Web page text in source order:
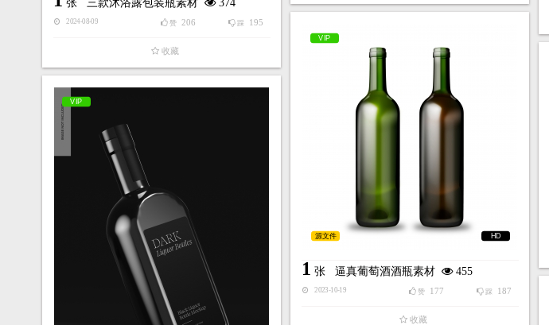
张 三款沐浴露包装瓶素材 374
2024-08-09 踩 195
赞 206
收藏
VIP
HD
源文件
1 张 逼真葡萄酒酒瓶素材 455
2023-10-19 踩 187
赞 177
收藏
VIP